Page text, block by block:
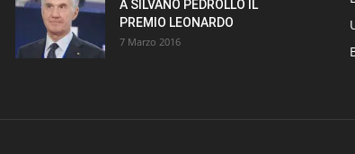
A SILVANO PEDROLLO IL
PREMIO LEONARDO
7 Marzo 2016